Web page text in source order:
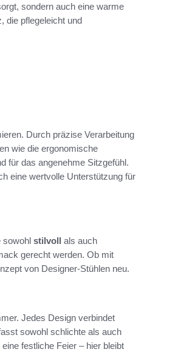
sondern auch eine warme
die pflegeleicht und
Durch präzise Verarbeitung
wie die ergonomische
für das angenehme Sitzgefühl.
eine wertvolle Unterstützung für
sowohl stilvoll als auch
gerecht werden. Ob mit
von Designer-Stühlen neu.
Jedes Design verbindet
sowohl schlichte als auch
festliche Feier – hier bleibt